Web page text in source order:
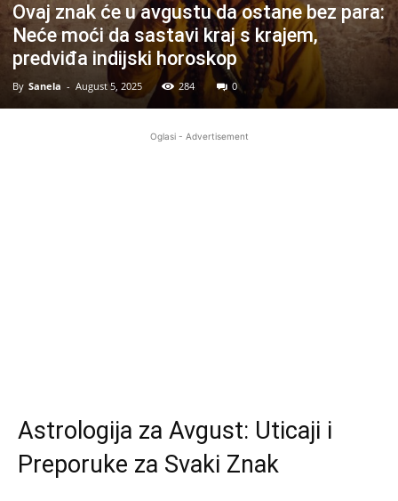
Ovaj znak će u avgustu da ostane bez para:
Neće moći da sastavi kraj s krajem,
predviđa indijski horoskop
By Sanela - August 5, 2025 284 0
Oglasi - Advertisement
Astrologija za Avgust: Uticaji i
Preporuke za Svaki Znak